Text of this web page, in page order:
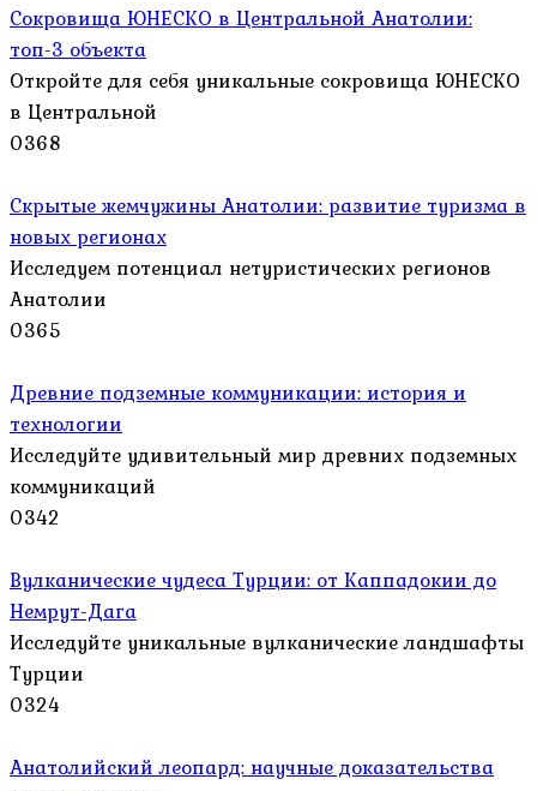
Сокровища ЮНЕСКО в Центральной Анатолии:
топ-3 объекта
Откройте для себя уникальные сокровища ЮНЕСКО
в Центральной
0368
Скрытые жемчужины Анатолии: развитие туризма в
новых регионах
Исследуем потенциал нетуристических регионов
Анатолии
0365
Древние подземные коммуникации: история и
технологии
Исследуйте удивительный мир древних подземных
коммуникаций
0342
Вулканические чудеса Турции: от Каппадокии до
Немрут-Дага
Исследуйте уникальные вулканические ландшафты
Турции
0324
Анатолийский леопард: научные доказательства